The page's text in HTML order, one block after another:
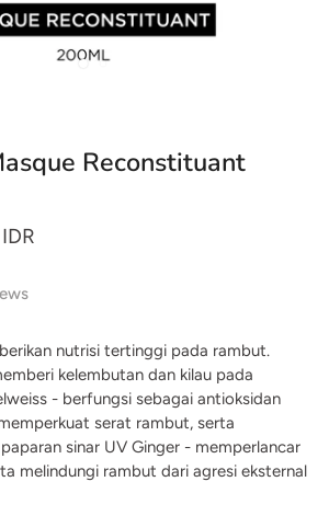
Reconstituant
nutrisi tertinggi pada rambut.
kelembutan dan kilau pada
- berfungsi sebagai antioksidan
serat rambut, serta
sinar UV Ginger - memperlancar
melindungi rambut dari agresi eksternal